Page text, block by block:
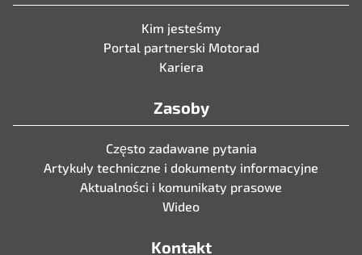
Kim jesteśmy
Portal partnerski Motorad
Kariera
Zasoby
Często zadawane pytania
Artykuły techniczne i dokumenty informacyjne
Aktualności i komunikaty prasowe
Wideo
Kontakt